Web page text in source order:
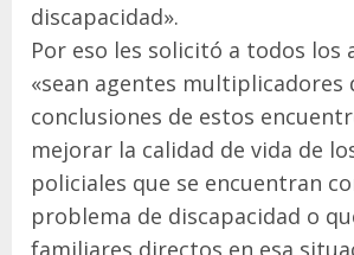
discapacidad».
Por eso les solicitó a todos los
«sean agentes multiplicadores
conclusiones de estos
mejorar la calidad de vida de
policiales que se encuentran
problema de discapacidad o
familiares directos en esa